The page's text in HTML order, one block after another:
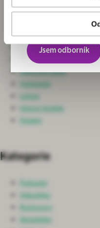
Chirurgie
Neurochirurgie a
Ortopedie
Nefrologie
Ošetřovatelská péče
Intenzivní péče
Onkologie
Léčiva
Infuzní terapie
Ostatní
Kategorie
Podcasty
Videotéka
Rozhovory
Newsletter
převážně pro
Jsem odborník